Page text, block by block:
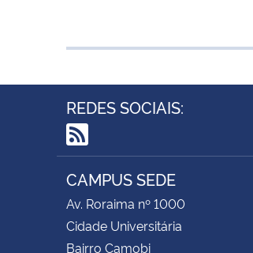
REDES SOCIAIS:
RSS
CAMPUS SEDE
Av. Roraima nº 1000
Cidade Universitária
Bairro Camobi